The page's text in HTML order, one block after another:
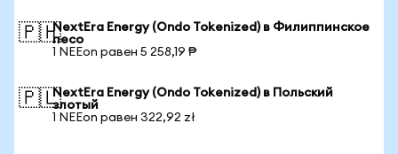
🇵🇭NextEra Energy (Ondo Tokenized) в Филиппинское
песо
1 NEEon равен 5 258,19 ₱
🇵🇱NextEra Energy (Ondo Tokenized) в Польский
злотый
1 NEEon равен 322,92 zł